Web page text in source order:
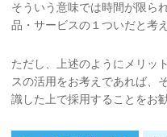
そういう意味では時間が限ら
品・サービスの１ついだと考
ただし、上述のようにメリッ
スの活用をお考えであれば、
識した上で採用することをお